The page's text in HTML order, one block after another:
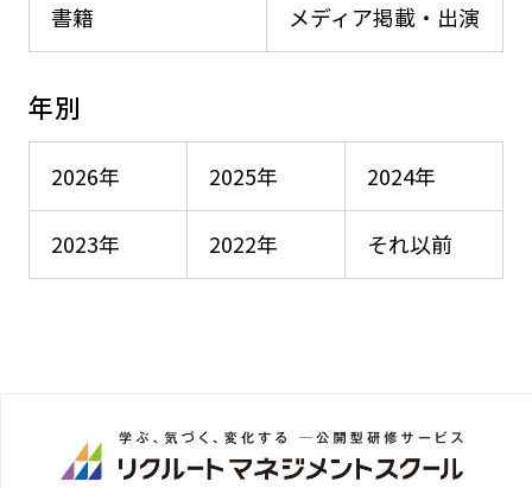
メディア掲載・出演
書籍
年別
2026年 2025年 2024年
2023年 2022年 それ以前